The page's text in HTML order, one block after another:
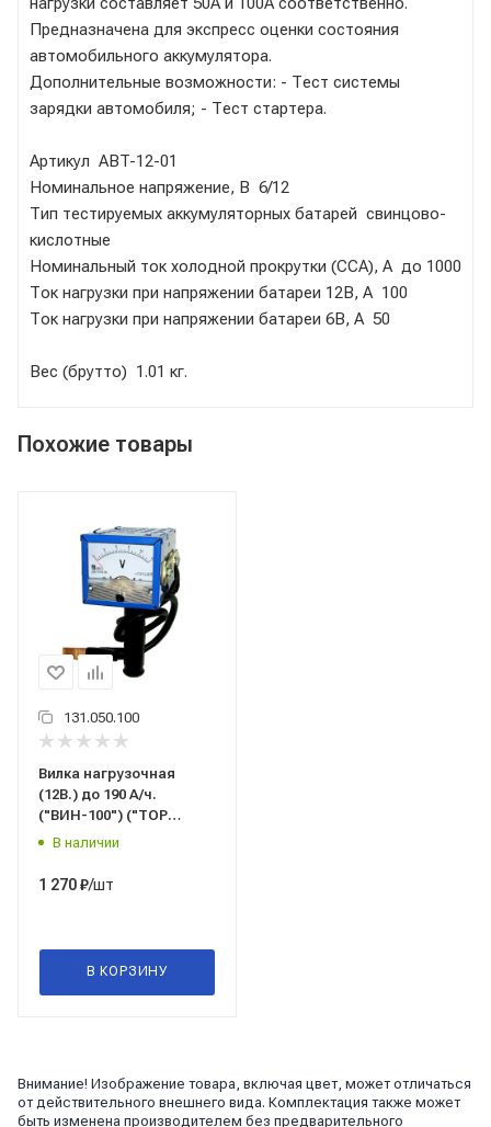
Предназначена для экспресс оценки состояния
автомобильного аккумулятора.
Дополнительные возможности: - Тест системы
зарядки автомобиля; - Тест стартера.
Артикул ABT-12-01
Номинальное напряжение, В 6/12
Тип тестируемых аккумуляторных батарей свинцово-
кислотные
Номинальный ток холодной прокрутки (CCA), А до 1000
Ток нагрузки при напряжении батареи 12В, А 100
Ток нагрузки при напряжении батареи 6В, А 50
Вес (брутто) 1.01 кг.
Похожие товары
131.050.100
Вилка нагрузочная
(12В.) до 190 А/ч.
("ВИН-100") ("TOP
AUTO" С.Петербург)
В наличии
1 270₽/шт
В КОРЗИНУ
Внимание! Изображение товара, включая цвет, может отличаться
от действительного внешнего вида. Комплектация также может
быть изменена производителем без предварительного